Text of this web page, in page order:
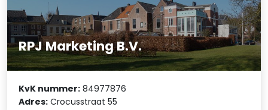
RPJ Marketing B.V.
KvK nummer: 84977876
Adres: Crocusstraat 55